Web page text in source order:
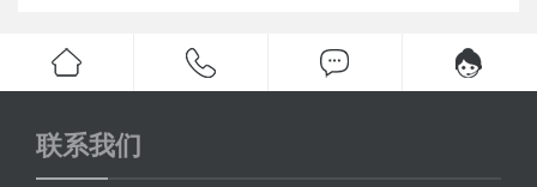
联系我们